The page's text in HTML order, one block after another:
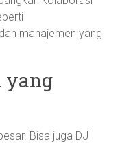
manajemen yang
yang
Bisa juga DJ